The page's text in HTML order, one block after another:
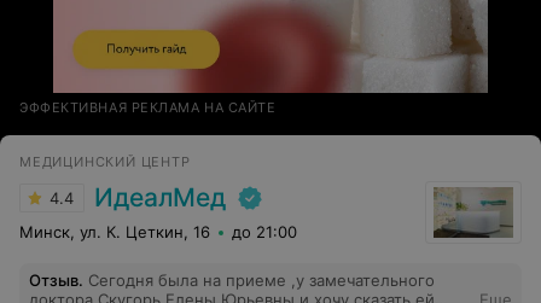
ЭФФЕКТИВНАЯ РЕКЛАМА НА САЙТЕ
МЕДИЦИНСКИЙ ЦЕНТР
4.4 ИдеалМед
Минск, ул. К. Цеткин, 16 до 21:00
Отзыв. Сегодня была на приеме ,у замечательного